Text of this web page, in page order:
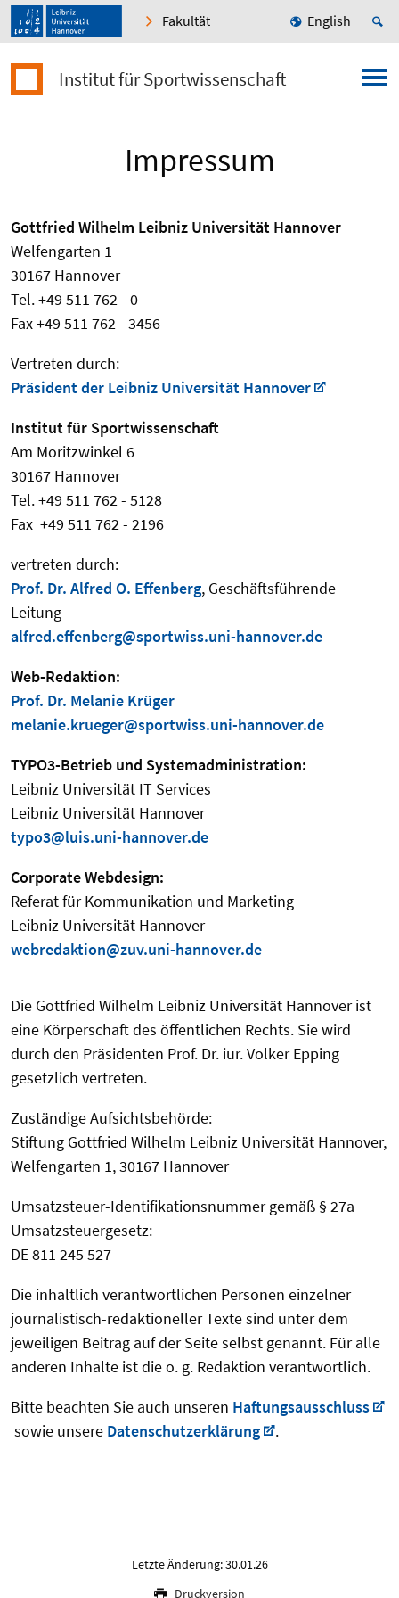
Fakultät English
Institut für Sportwissenschaft
Impressum
Gottfried Wilhelm Leibniz Universität Hannover
Welfengarten 1
30167 Hannover
Tel. +49 511 762 - 0
Fax +49 511 762 - 3456
Vertreten durch:
Präsident der Leibniz Universität Hannover
Institut für Sportwissenschaft
Am Moritzwinkel 6
30167 Hannover
Tel. +49 511 762 - 5128
Fax +49 511 762 - 2196
vertreten durch:
Prof. Dr. Alfred O. Effenberg, Geschäftsführende
Leitung
alfred.effenberg@sportwiss.uni-hannover.de
Web-Redaktion:
Prof. Dr. Melanie Krüger
melanie.krueger@sportwiss.uni-hannover.de
TYPO3-Betrieb und Systemadministration:
Leibniz Universität IT Services
Leibniz Universität Hannover
typo3@luis.uni-hannover.de
Corporate Webdesign:
Referat für Kommunikation und Marketing
Leibniz Universität Hannover
webredaktion@zuv.uni-hannover.de
Die Gottfried Wilhelm Leibniz Universität Hannover ist
eine Körperschaft des öffentlichen Rechts. Sie wird
durch den Präsidenten Prof. Dr. iur. Volker Epping
gesetzlich vertreten.
Zuständige Aufsichtsbehörde:
Stiftung Gottfried Wilhelm Leibniz Universität Hannover,
Welfengarten 1, 30167 Hannover
Umsatzsteuer-Identifikationsnummer gemäß § 27a
Umsatzsteuergesetz:
DE 811 245 527
Die inhaltlich verantwortlichen Personen einzelner
journalistisch-redaktioneller Texte sind unter dem
jeweiligen Beitrag auf der Seite selbst genannt. Für alle
anderen Inhalte ist die o. g. Redaktion verantwortlich.
Bitte beachten Sie auch unseren Haftungsausschluss
sowie unsere Datenschutzerklärung .
Letzte Änderung: 30.01.26
Druckversion